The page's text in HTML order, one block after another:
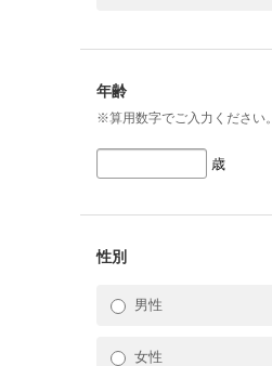
年齢
※算用数字でご入力ください。
歳
性別
男性
女性